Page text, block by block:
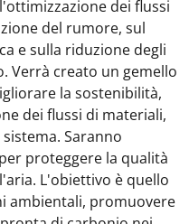
dei flussi
del rumore, sul
e sulla riduzione degli
Verrà creato un gemello
la sostenibilità,
dei flussi di materiali,
Saranno
proteggere la qualità
L'obiettivo è quello
ambientali, promuovere